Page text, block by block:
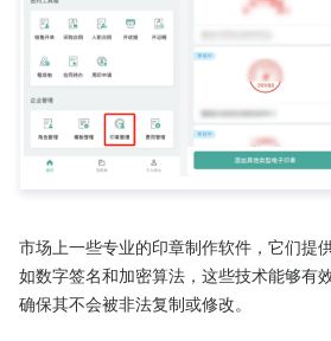
市场上一些专业的印章制作软件，它们提
如数字签名和加密算法，这些技术能够有
确保其不会被非法复制或修改。